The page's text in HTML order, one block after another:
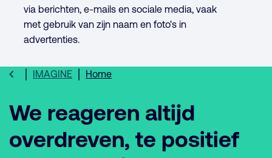
via berichten, e-mails en sociale media, vaak
met gebruik van zijn naam en foto's in
advertenties.
Home
IMAGINE
We reageren altijd
overdreven, te positief